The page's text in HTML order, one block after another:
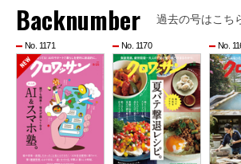
Backnumber 過去の号はこち
No. 1171 No. 1170 No.